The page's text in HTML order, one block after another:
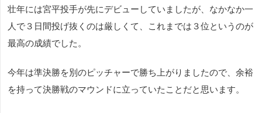
壮年には宮平投手が先にデビューしていましたが、なかなか一
人で３日間投げ抜くのは厳しくて、これまでは３位というのが
最高の成績でした。
今年は準決勝を別のピッチャーで勝ち上がりましたので、余裕
を持って決勝戦のマウンドに立っていたことだと思います。